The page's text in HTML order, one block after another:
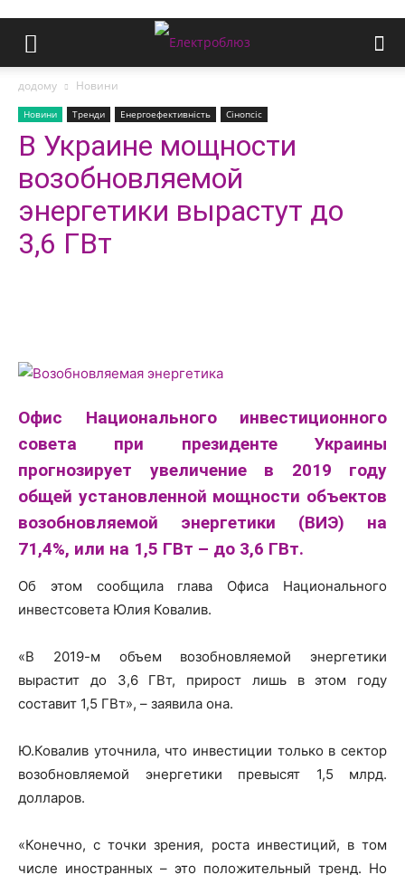
додому Новини
Новини Тренди Енергоефективність Сінопсіс
В Украине мощности
возобновляемой
энергетики вырастут до
3,6 ГВт
Офис Национального инвестиционного
совета при президенте Украины
прогнозирует увеличение в 2019 году
общей установленной мощности объектов
возобновляемой энергетики (ВИЭ) на
71,4%, или на 1,5 ГВт – до 3,6 ГВт.
Об этом сообщила глава Офиса Национального
инвестсовета Юлия Ковалив.
«В 2019-м объем возобновляемой энергетики
вырастит до 3,6 ГВт, прирост лишь в этом году
составит 1,5 ГВт», – заявила она.
Ю.Ковалив уточнила, что инвестиции только в сектор
возобновляемой энергетики превысят 1,5 млрд.
долларов.
«Конечно, с точки зрения, роста инвестиций, в том
числе иностранных – это положительный тренд. Но